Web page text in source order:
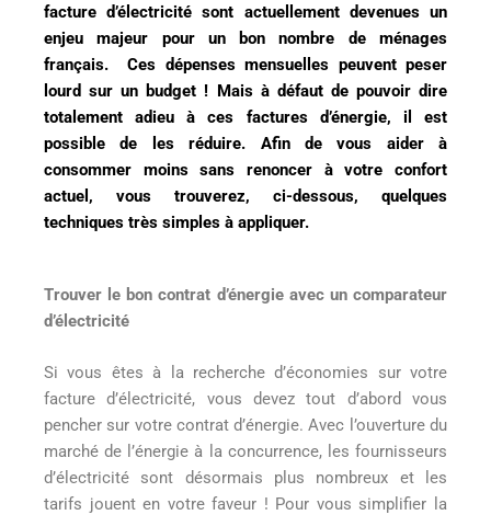
facture d’électricité sont actuellement devenues un
enjeu majeur pour un bon nombre de ménages
français. Ces dépenses mensuelles peuvent peser
lourd sur un budget ! Mais à défaut de pouvoir dire
totalement adieu à ces factures d’énergie, il est
possible de les réduire. Afin de vous aider à
consommer moins sans renoncer à votre confort
actuel, vous trouverez, ci-dessous, quelques
techniques très simples à appliquer.
Trouver le bon contrat d’énergie avec un comparateur
d’électricité
Si vous êtes à la recherche d’économies sur votre
facture d’électricité, vous devez tout d’abord vous
pencher sur votre contrat d’énergie. Avec l’ouverture du
marché de l’énergie à la concurrence, les fournisseurs
d’électricité sont désormais plus nombreux et les
tarifs jouent en votre faveur ! Pour vous simplifier la